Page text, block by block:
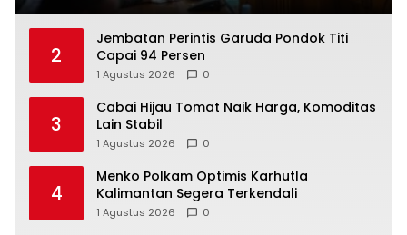
2
Jembatan Perintis Garuda Pondok Titi
Capai 94 Persen
1 Agustus 2026 0
3
Cabai Hijau Tomat Naik Harga, Komoditas
Lain Stabil
1 Agustus 2026 0
4
Menko Polkam Optimis Karhutla
Kalimantan Segera Terkendali
1 Agustus 2026 0